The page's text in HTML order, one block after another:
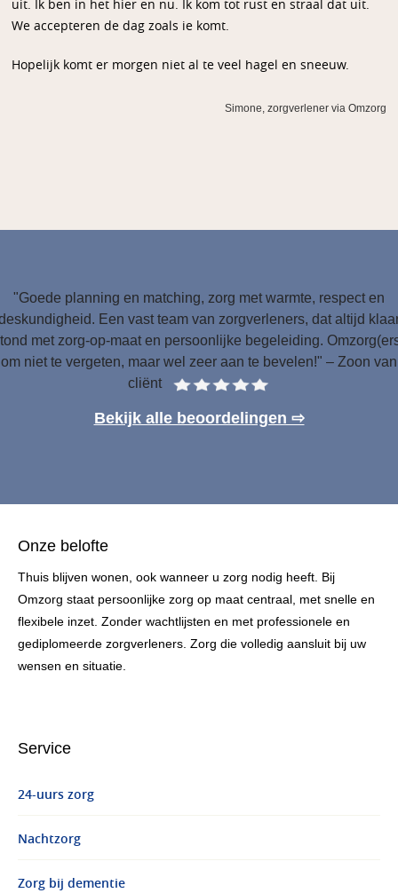
uit. Ik ben in het hier en nu. Ik kom tot rust en straal dat uit.
We accepteren de dag zoals ie komt.
Hopelijk komt er morgen niet al te veel hagel en sneeuw.
Simone, zorgverlener via Omzorg
"Goede planning en matching, zorg met warmte, respect en
Een vast team van zorgverleners, dat altijd
met zorg-op-maat en persoonlijke begeleiding.
om niet te vergeten, maar wel zeer aan te bevelen!" – Zoon van
cliënt
Bekijk alle beoordelingen ⇨
Onze belofte
Thuis blijven wonen, ook wanneer u zorg nodig heeft. Bij
Omzorg staat persoonlijke zorg op maat centraal, met snelle en
flexibele inzet. Zonder wachtlijsten en met professionele en
gediplomeerde zorgverleners. Zorg die volledig aansluit bij uw
wensen en situatie.
Service
24-uurs zorg
Nachtzorg
Zorg bij dementie